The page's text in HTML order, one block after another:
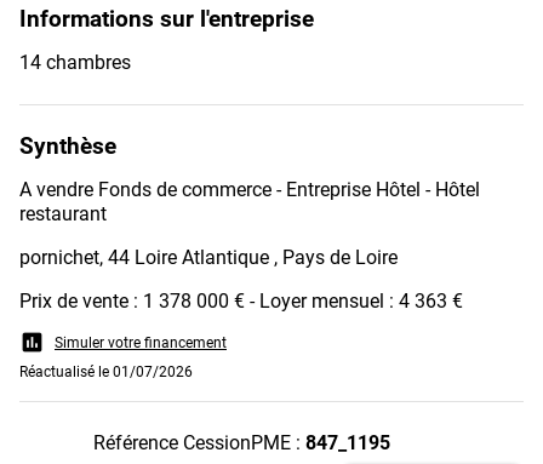
Informations sur l'entreprise
14 chambres
Synthèse
A vendre Fonds de commerce - Entreprise Hôtel - Hôtel
restaurant
pornichet, 44 Loire Atlantique , Pays de Loire
Prix de vente : 1 378 000 € - Loyer mensuel : 4 363 €
assessment
Simuler votre financement
Réactualisé le 01/07/2026
Référence CessionPME : 847_1195